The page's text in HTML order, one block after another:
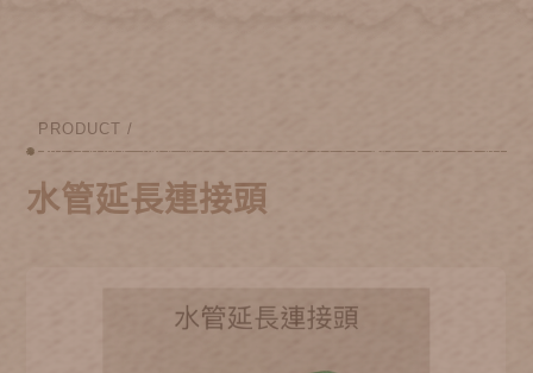
PRODUCT /
水管延長連接頭